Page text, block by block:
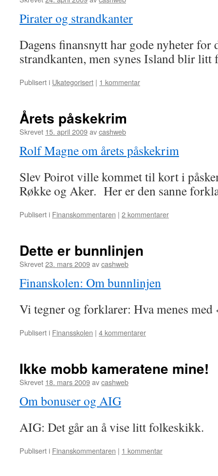
Pirater og strandkanter
Dagens finansnytt har gode nyheter for
strandkanten, men synes Island blir litt
Publisert i Ukategorisert | 1 kommentar
Årets påskekrim
Skrevet 15. april 2009avcashweb
Rolf Magne om årets påskekrim
Slev Poirot ville kommet til kort i
Røkke og Aker. Her er den sanne
Publisert i Finanskommentaren | 2 kommentarer
Dette er bunnlinjen
Skrevet23. mars 2009avcashweb
Finanskolen: Om bunnlinjen
Vi tegner og forklarer: Hva menes
Publisert i Finansskolen | 4 kommentarer
Ikke mobb kameratene mine!
Skrevet 18. mars 2009avcashweb
Om bonuser og AIG
AIG: Det går an å vise litt folkeskikk.
Publisert i Finanskommentaren | 1 kommentar